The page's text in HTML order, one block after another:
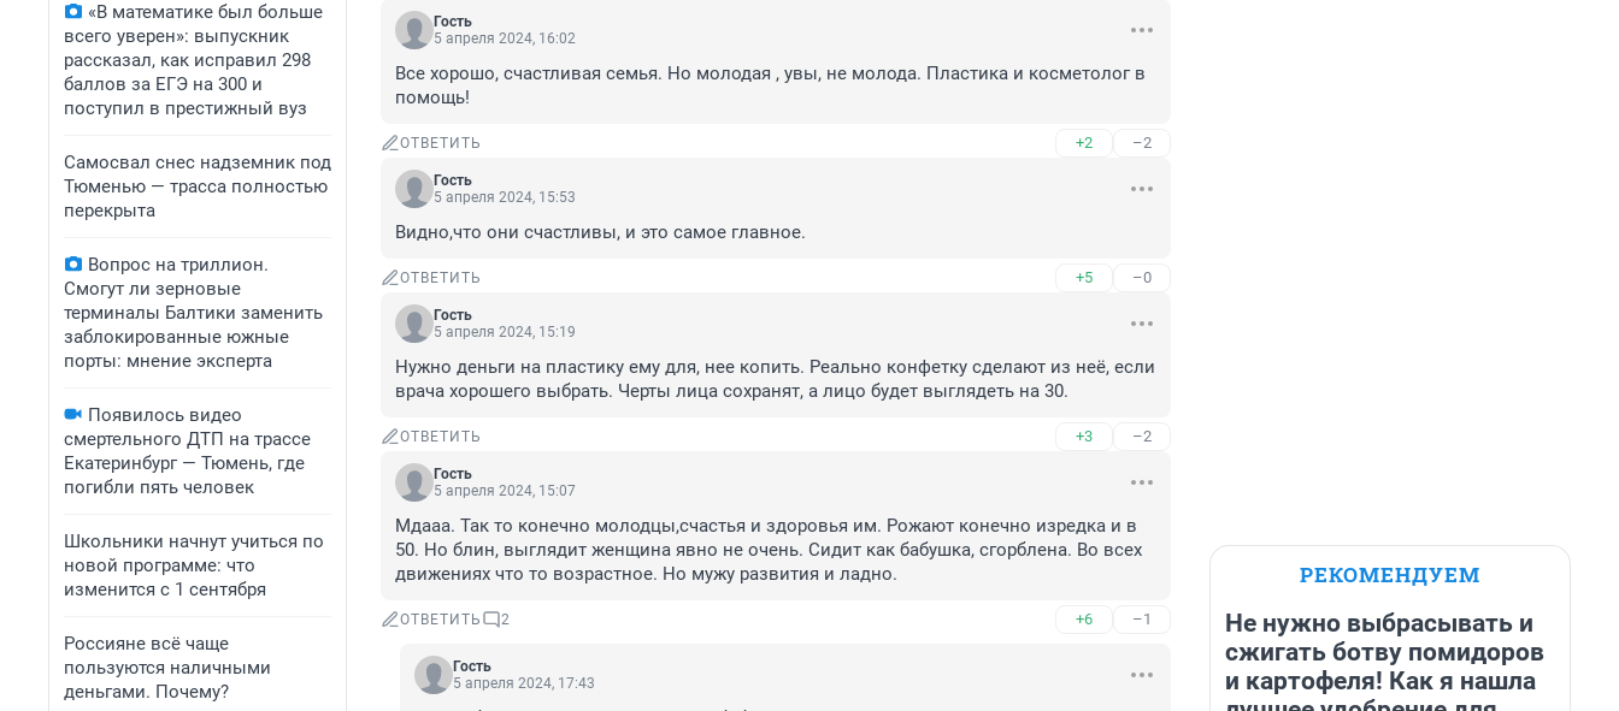
«В математике был больше
всего уверен»: выпускник
рассказал, как исправил 298
баллов за ЕГЭ на 300 и
поступил в престижный вуз
Самосвал снес надземник под
Тюменью — трасса полностью
перекрыта
Вопрос на триллион.
Смогут ли зерновые
терминалы Балтики заменить
заблокированные южные
порты: мнение эксперта
Появилось видео
смертельного ДТП на трассе
Екатеринбург — Тюмень, где
погибли пять человек
Школьники начнут учиться по
новой программе: что
изменится с 1 сентября
Россияне всё чаще
пользуются наличными
деньгами. Почему?
Гость
5 апреля 2024, 16:02
Все хорошо, счастливая семья. Но молодая , увы, не молода. Пластика и косметолог в
помощь!
ОТВЕТИТЬ +2 –2
Гость
5 апреля 2024, 15:53
Видно,что они счастливы, и это самое главное.
ОТВЕТИТЬ +5 –0
Гость
5 апреля 2024, 15:19
Нужно деньги на пластику ему для, нее копить. Реально конфетку сделают из неё, если
врача хорошего выбрать. Черты лица сохранят, а лицо будет выглядеть на 30.
ОТВЕТИТЬ +3 –2
Гость
5 апреля 2024, 15:07
Мдааа. Так то конечно молодцы,счастья и здоровья им. Рожают конечно изредка и в
50. Но блин, выглядит женщина явно не очень. Сидит как бабушка, сгорблена. Во всех
движениях что то возрастное. Но мужу развития и ладно.
ОТВЕТИТЬ 2 +6 –1
Гость
5 апреля 2024, 17:43
РЕКОМЕНДУЕМ
Не нужно выбрасывать и
сжигать ботву помидоров
и картофеля! Как я нашла